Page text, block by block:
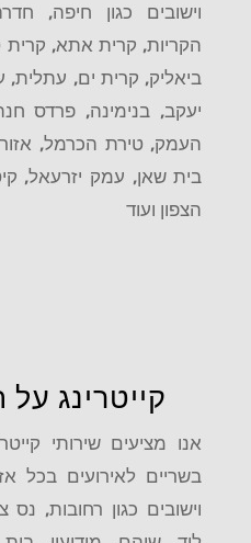
וישובים כגון חיפה,
הקריות, קרית אתא, קרית
ביאליק, קרית ים, עתלית,
יעקב, בנימינה, פרדס
העמק, טירת הכרמל,
בית שאן, עמק יזרעאל,
הצפון ועוד
קייטרינג
אנו מציעים שירותי
בשריים לאירועים בכל
וישובים כגון רחובות,